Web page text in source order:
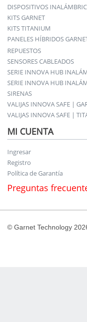
DISPOSITIVOS
KITS GARNET
KITS TITANIUM
PANELES HÍBRIDOS
REPUESTOS
SENSORES CABLEADOS
SERIE INNOVA HUB
SERIE INNOVA HUB
SIRENAS
VALIJAS INNOVA SAFE |
VALIJAS INNOVA SAFE |
MI CUENTA
Ingresar
Registro
Política de Garantía
Preguntas
© Garnet Technology